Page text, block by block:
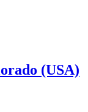
(USA)